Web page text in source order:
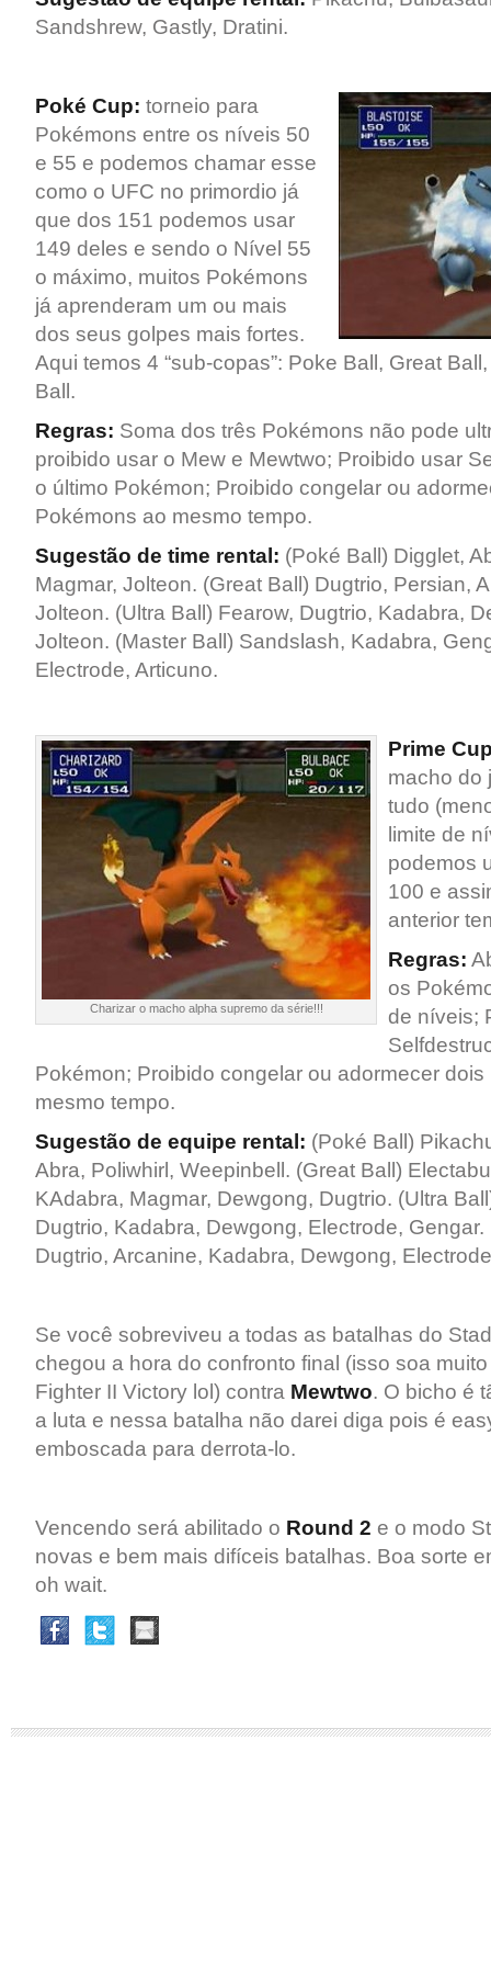
Sandshrew, Gastly, Dratini.
Poké Cup: torneio para
Pokémons entre os níveis 50
e 55 e podemos chamar esse
como o UFC no primordio já
que dos 151 podemos usar
149 deles e sendo o Nível 55
o máximo, muitos Pokémons
já aprenderam um ou mais
dos seus golpes mais fortes.
Aqui temos 4 “sub-copas”: Poke Ball, Great
Ball.
Regras: Soma dos três Pokémons não pode
proibido usar o Mew e Mewtwo; Proibido usar
o último Pokémon; Proibido congelar ou
Pokémons ao mesmo tempo.
Sugestão de time rental: (Poké Ball) Digglet,
Magmar, Jolteon. (Great Ball) Dugtrio, Persian,
Jolteon. (Ultra Ball) Fearow, Dugtrio, Kadabra,
Jolteon. (Master Ball) Sandslash, Kadabra,
Electrode, Articuno.
Charizar o macho alpha supremo da série!!!
Prime
macho do
tudo
limite de
podemos
100 e
anterior
Regras:
os
de níveis;
Pokémon; Proibido congelar ou adormecer
mesmo tempo.
Sugestão de equipe rental: (Poké Ball)
Abra, Poliwhirl, Weepinbell. (Great Ball)
KAdabra, Magmar, Dewgong, Dugtrio. (Ultra
Dugtrio, Kadabra, Dewgong, Electrode, Gengar.
Dugtrio, Arcanine, Kadabra, Dewgong,
Se você sobreviveu a todas as batalhas do
chegou a hora do confronto final (isso soa
Fighter II Victory lol) contra Mewtwo. O bicho é
a luta e nessa batalha não darei diga pois é
emboscada para derrota-lo.
Vencendo será abilitado o Round 2 e o modo
novas e bem mais difíceis batalhas. Boa sorte
oh wait.